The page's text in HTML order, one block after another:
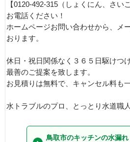
【0120-492-315（しょくにん、さい
お電話ください！
ホームページお問い合わせから、メ
おります。
休日・祝日関係なく３６５日駆けつ
最善のご提案を致します。
お見積りは無料で、キャンセル料も
水トラブルのプロ、とっとり水道職
鳥取市のキッチンの水漏